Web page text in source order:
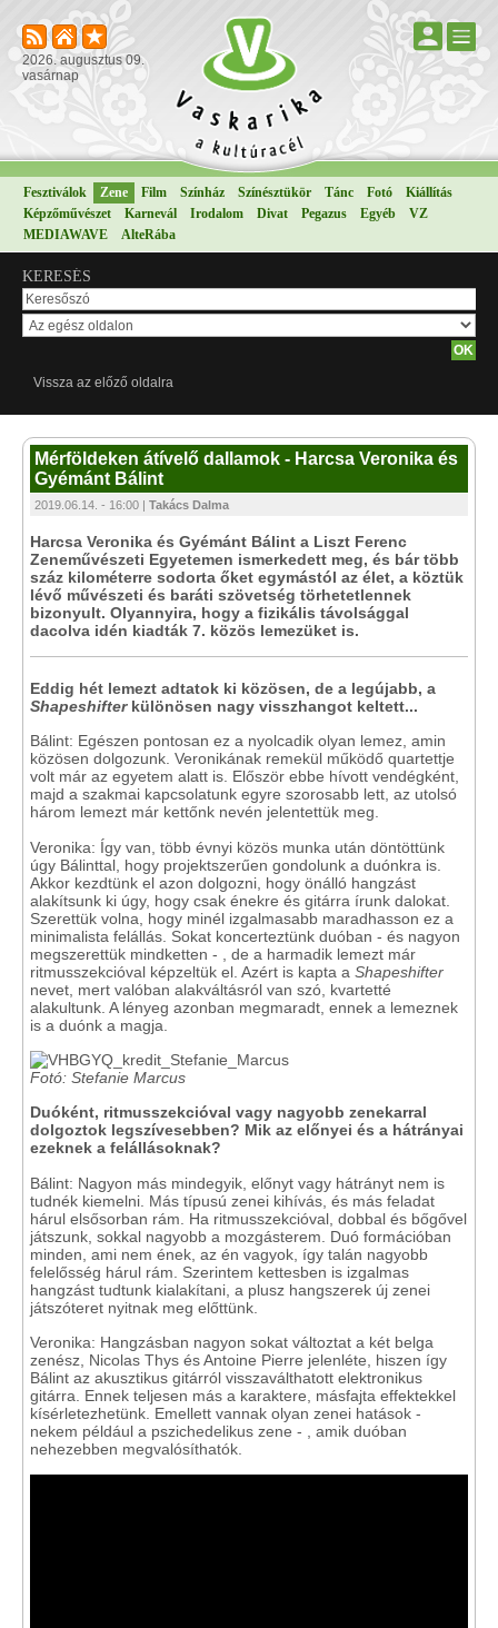
2026. augusztus 09.
vasárnap
Fesztiválok Zene Film Színház Színésztükör Tánc Fotó
Kiállítás
Képzőművészet
Karnevál Irodalom Divat Pegazus Egyéb
VZ
MEDIAWAVE
AlteRába
KERESÉS
Vissza az előző oldalra
Mérföldeken átívelő dallamok - Harcsa Veronika és
Gyémánt Bálint
2019.06.14. - 16:00 | Takács Dalma
Harcsa Veronika és Gyémánt Bálint a Liszt Ferenc
Zeneművészeti Egyetemen ismerkedett meg, és bár több
száz kilométerre sodorta őket egymástól az élet, a köztük
lévő művészeti és baráti szövetség törhetetlennek
bizonyult. Olyannyira, hogy a fizikális távolsággal
dacolva idén kiadták 7. közös lemezüket is.
Eddig hét lemezt adtatok ki közösen, de a legújabb, a
Shapeshifterkülönösen nagy visszhangot keltett...
Bálint: Egészen pontosan ez a nyolcadik olyan lemez, amin
közösen dolgozunk. Veronikának remekül működő quartettje
volt már az egyetem alatt is. Először ebbe hívott vendégként,
majd a szakmai kapcsolatunk egyre szorosabb lett, az utolsó
három lemezt már kettőnk nevén jelentettük meg.
Veronika: Így van, több évnyi közös munka után döntöttünk
úgy Bálinttal, hogy projektszerűen gondolunk a duónkra is.
Akkor kezdtünk el azon dolgozni, hogy önálló hangzást
alakítsunk ki úgy, hogy csak énekre és gitárra írunk dalokat.
Szerettük volna, hogy minél izgalmasabb maradhasson ez a
minimalista felállás. Sokat koncerteztünk duóban - és nagyon
megszerettük mindketten - , de a harmadik lemezt már
ritmusszekcióval képzeltük el. Azért is kapta a Shapeshifter
nevet, mert valóban alakváltásról van szó, kvartetté
alakultunk. A lényeg azonban megmaradt, ennek a lemeznek
is a duónk a magja.
Fotó: Stefanie Marcus
Duóként, ritmusszekcióval vagy nagyobb zenekarral
dolgoztok legszívesebben? Mik az előnyei és a hátrányai
ezeknek a felállásoknak?
Bálint: Nagyon más mindegyik, előnyt vagy hátrányt nem is
tudnék kiemelni. Más típusú zenei kihívás, és más feladat
hárul elsősorban rám. Ha ritmusszekcióval, dobbal és bőgővel
játszunk, sokkal nagyobb a mozgásterem. Duó formációban
minden, ami nem ének, az én vagyok, így talán nagyobb
felelősség hárul rám. Szerintem kettesben is izgalmas
hangzást tudtunk kialakítani, a plusz hangszerek új zenei
játszóteret nyitnak meg előttünk.
Veronika: Hangzásban nagyon sokat változtat a két belga
zenész, Nicolas Thys és Antoine Pierre jelenléte, hiszen így
Bálint az akusztikus gitárról visszaválthatott elektronikus
gitárra. Ennek teljesen más a karaktere, másfajta effektekkel
kísérletezhetünk. Emellett vannak olyan zenei hatások -
nekem például a pszichedelikus zene - , amik duóban
nehezebben megvalósíthatók.